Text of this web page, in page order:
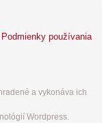
Podmienky používania
a vykonáva ich
Wordpress.